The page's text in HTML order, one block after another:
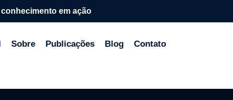
em ação
Sobre Publicações Blog Contato